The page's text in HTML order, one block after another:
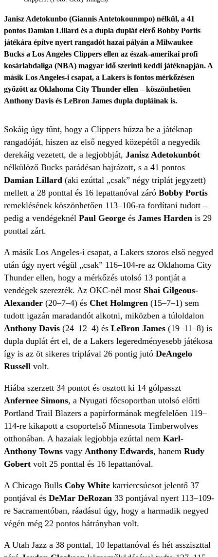
Janisz Adetokunbo (Giannis Antetokounmpo) nélkül, a 41
pontos Damian Lillard és a dupla duplát elérő Bobby Portis
játékára építve nyert rangadót hazai pályán a Milwaukee
Bucks a Los Angeles Clippers ellen az észak-amerikai profi
kosárlabdaliga (NBA) magyar idő szerinti keddi játéknapján. A
másik Los Angeles-i csapat, a Lakers is fontos mérkőzésen
győzött az Oklahoma City Thunder ellen – köszönhetően
Anthony Davis és LeBron James dupla dupláinak is.
Sokáig úgy tűnt, hogy a Clippers húzza be a játéknap
rangadóját, hiszen az első negyed közepétől a negyedik
derekáig vezetett, de a legjobbját, Janisz Adetokunbót
nélkülöző Bucks parádésan hajrázott, s a 41 pontos
Damian Lillard (aki ezúttal „csak” négy triplát jegyzett)
mellett a 28 ponttal és 16 lepattanóval záró Bobby Portis
remeklésének köszönhetően 113–106-ra fordítani tudott –
pedig a vendégeknél Paul George és James Harden is 29
ponttal zárt.
A másik Los Angeles-i csapat, a Lakers szoros első negyed
után úgy nyert végül „csak” 116–104-re az Oklahoma City
Thunder ellen, hogy a mérkőzés utolsó 13 pontját a
vendégek szerezték. Az OKC-nél most Shai Gilgeous-
Alexander (20–7–4) és Chet Holmgren (15–7–1) sem
tudott igazán maradandót alkotni, miközben a túloldalon
Anthony Davis (24–12–4) és LeBron James (19–11–8) is
dupla duplát ért el, de a Lakers legeredményesebb játékosa
így is az öt sikeres triplával 26 pontig jutó DeAngelo
Russell volt.
Hiába szerzett 34 pontot és osztott ki 14 gólpasszt
Anfernee Simons, a Nyugati főcsoportban utolsó előtti
Portland Trail Blazers a papírformának megfelelően 119–
114-re kikapott a csoportelső Minnesota Timberwolves
otthonában. A hazaiak legjobbja ezúttal nem Karl-
Anthony Towns vagy Anthony Edwards, hanem Rudy
Gobert volt 25 ponttal és 16 lepattanóval.
A Chicago Bulls Coby White karriercsúcsot jelentő 37
pontjával és DeMar DeRozan 33 pontjával nyert 113–109-
re Sacramentóban, ráadásul úgy, hogy a harmadik negyed
végén még 22 pontos hátrányban volt.
A Utah Jazz a 38 ponttal, 10 lepattanóval és hét assziszttal